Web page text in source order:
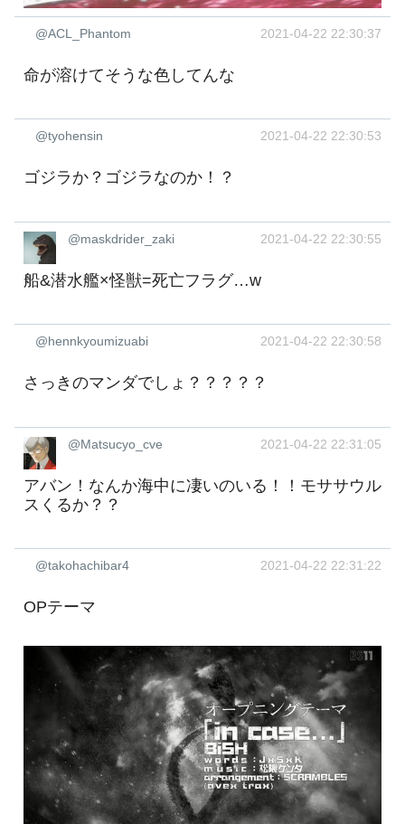
@ACL_Phantom 2021-04-22 22:30:37
命が溶けてそうな色してんな
@tyohensin 2021-04-22 22:30:53
ゴジラか？ゴジラなのか！？
@maskdrider_zaki 2021-04-22 22:30:55
船&潜水艦×怪獣=死亡フラグ…w
@hennkyoumizuabi 2021-04-22 22:30:58
さっきのマンダでしょ？？？？？
@Matsucyo_cve 2021-04-22 22:31:05
アバン！なんか海中に凄いのいる！！モササウル
スくるか？？
@takohachibar4 2021-04-22 22:31:22
OPテーマ